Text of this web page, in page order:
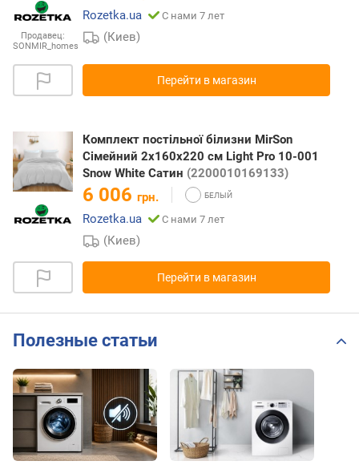
Продавец:
SONMIR_homes
Rozetka.ua
С нами 7 лет
(Киев)
Перейти в магазин
Комплект постільної білизни MirSon
Сімейний 2x160x220 см Light Pro 10-001
Snow White Сатин (2200010169133)
6 006 грн.
Rozetka.ua
С нами 7 лет
(Киев)
Перейти в магазин
Полезные статьи